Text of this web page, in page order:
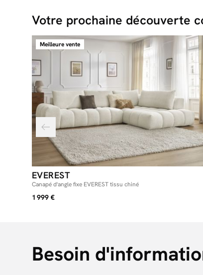
Votre prochaine découverte
Meilleure vente
EVEREST
Canapé d'angle fixe EVEREST tissu chiné
1 999 €
Besoin